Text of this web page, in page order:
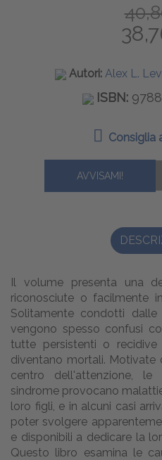
Autori: Alex L.
ISBN:
Consiglia
AVVISAMI!
Il volume presenta una
riconosciute o facilmente
Solitamente condotti
vengono spesso confusi
tutte persistenti o
diventano mortali. Motivate
centro dell'attenzione,
sindrome provocano
loro figli, e in alcuni casi
poter svolgere
e disponibili a dedicare la
Questo libro esamina le